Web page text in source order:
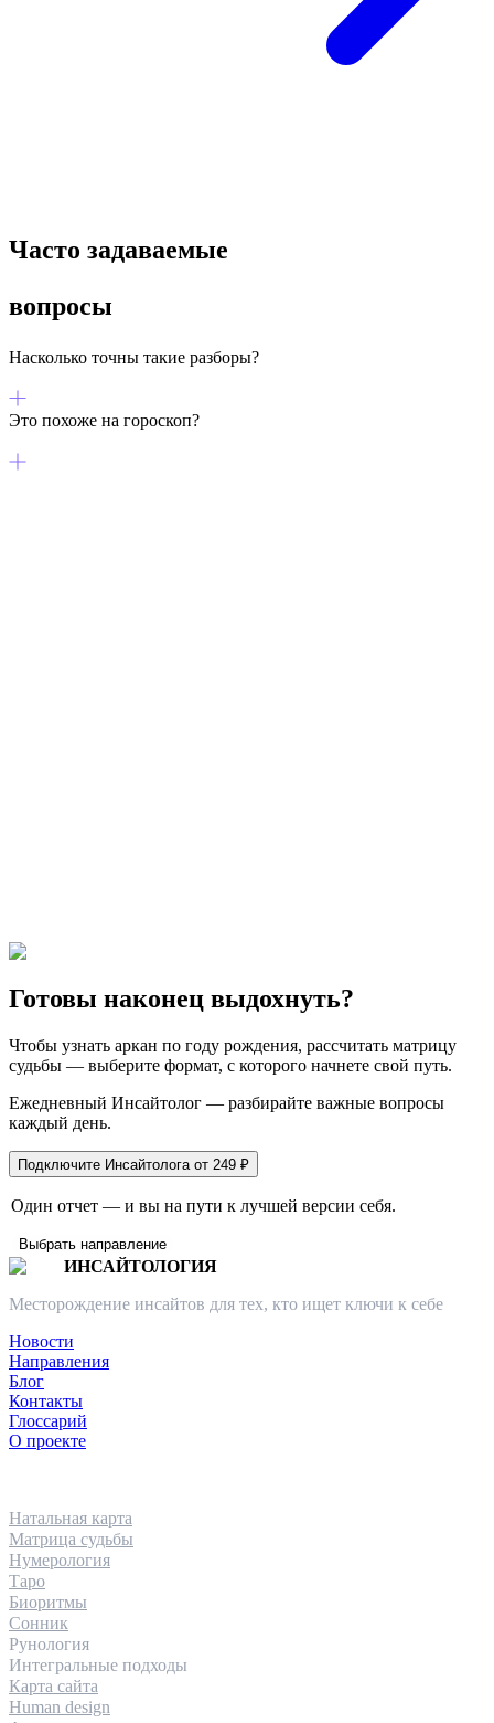
Часто задаваемые
вопросы
Насколько точны такие разборы?
Это похоже на гороскоп?
Готовы наконец выдохнуть?
Чтобы узнать аркан по году рождения, рассчитать матрицу
судьбы — выберите формат, с которого начнете свой путь.
Ежедневный Инсайтолог — разбирайте важные вопросы
каждый день.
Подключите Инсайтолога от 249 ₽
Один отчет — и вы на пути к лучшей версии себя.
Выбрать направление
ИНСАЙТОЛОГИЯ
Месторождение инсайтов для тех, кто ищет ключи к себе
Новости
Направления
Блог
Контакты
Глоссарий
О проекте
Натальная карта
Матрица судьбы
Нумерология
Таро
Биоритмы
Сонник
Рунология
Интегральные подходы
Карта сайта
Human design